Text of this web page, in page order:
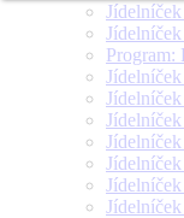
Program: